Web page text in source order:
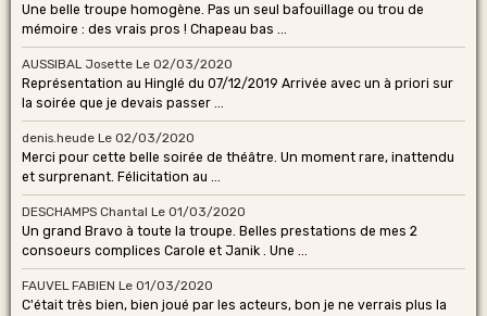
Une belle troupe homogène. Pas un seul bafouillage ou trou de
mémoire : des vrais pros ! Chapeau bas ...
AUSSIBAL Josette Le 02/03/2020
Représentation au Hinglé du 07/12/2019 Arrivée avec un à priori sur
la soirée que je devais passer ...
denis.heude Le 02/03/2020
Merci pour cette belle soirée de théâtre. Un moment rare, inattendu
et surprenant. Félicitation au ...
DESCHAMPS Chantal Le 01/03/2020
Un grand Bravo à toute la troupe. Belles prestations de mes 2
consoeurs complices Carole et Janik . Une ...
FAUVEL FABIEN Le 01/03/2020
C'était très bien, bien joué par les acteurs, bon je ne verrais plus la